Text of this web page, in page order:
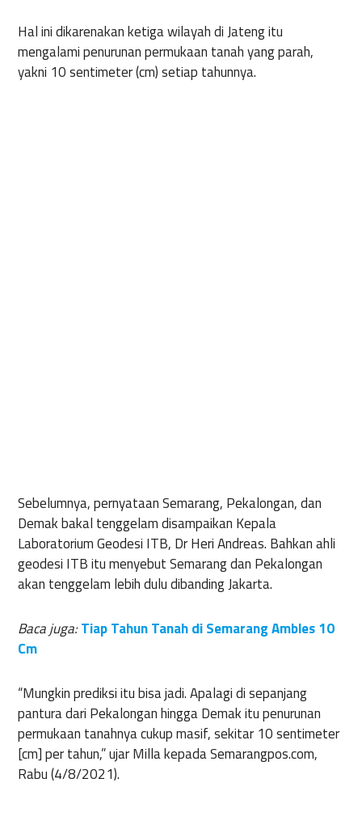
Hal ini dikarenakan ketiga wilayah di Jateng itu
mengalami penurunan permukaan tanah yang parah,
yakni 10 sentimeter (cm) setiap tahunnya.
Sebelumnya, pernyataan Semarang, Pekalongan, dan
Demak bakal tenggelam disampaikan Kepala
Laboratorium Geodesi ITB, Dr Heri Andreas. Bahkan ahli
geodesi ITB itu menyebut Semarang dan Pekalongan
akan tenggelam lebih dulu dibanding Jakarta.
Baca juga:Tiap Tahun Tanah di Semarang Ambles 10
Cm
“Mungkin prediksi itu bisa jadi. Apalagi di sepanjang
pantura dari Pekalongan hingga Demak itu penurunan
permukaan tanahnya cukup masif, sekitar 10 sentimeter
[cm] per tahun,” ujar Milla kepada Semarangpos.com,
Rabu (4/8/2021).